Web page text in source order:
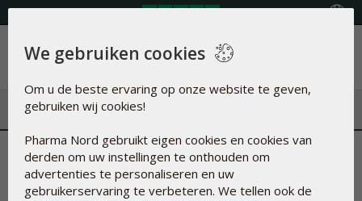
Menu
Deze essentiële voedingsstof
verdwijnt uit ons eten
We gebruiken cookies
Om u de beste ervaring op onze website te geven,
gebruiken wij cookies!
Pharma Nord gebruikt eigen cookies en cookies van
derden om uw instellingen te onthouden om
advertenties te personaliseren en uw
gebruikerservaring te verbeteren. We tellen ook de